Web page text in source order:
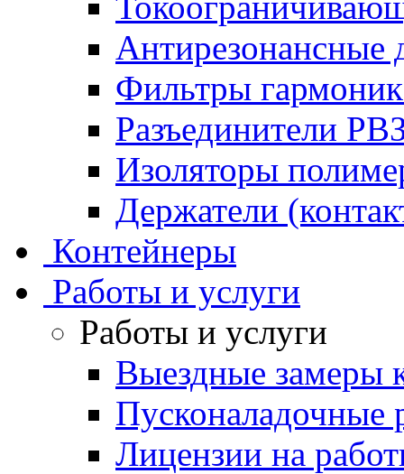
Антирезонансные
Фильтры
Разъединители
Изоляторы
Держатели
Контейнеры
Работы и услуги
Работы и услуги
Выездные замеры
Лицензии на